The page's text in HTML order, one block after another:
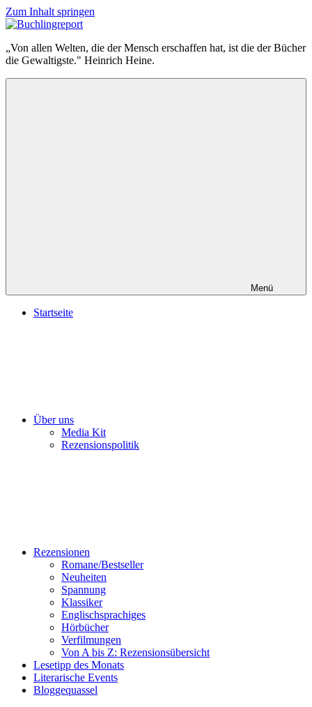
Zum Inhalt springen
Buchlingreport
„Von allen Welten, die der Mensch erschaffen hat, ist die der Bücher
die Gewaltigste." Heinrich Heine.
Menü
Startseite
Über uns
Media Kit
Rezensionspolitik
Rezensionen
Romane/Bestseller
Neuheiten
Spannung
Klassiker
Englischsprachiges
Hörbücher
Verfilmungen
Von A bis Z: Rezensionsübersicht
Lesetipp des Monats
Literarische Events
Bloggequassel